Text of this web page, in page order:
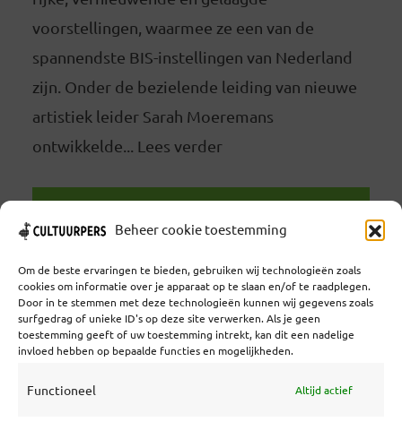
Beheer cookie toestemming
Om de beste ervaringen te bieden, gebruiken wij technologieën zoals
cookies om informatie over je apparaat op te slaan en/of te raadplegen.
Door in te stemmen met deze technologieën kunnen wij gegevens zoals
surfgedrag of unieke ID's op deze site verwerken. Als je geen
toestemming geeft of uw toestemming intrekt, kan dit een nadelige
invloed hebben op bepaalde functies en mogelijkheden.
Functioneel Altijd actief
voorstellingen, waarmee ze een van de
spannendste BIS-instellingen van Nederland
zijn. Onder de bezielende leiding van nieuwe
artistiek leider Sarah Moeremans
ontwikkelde... Lees verder
Coöperatief Cultureel Persbureau U.A. | Salzburg 29 |
3524KS Utrecht | KvK: 55573592 |Btw: